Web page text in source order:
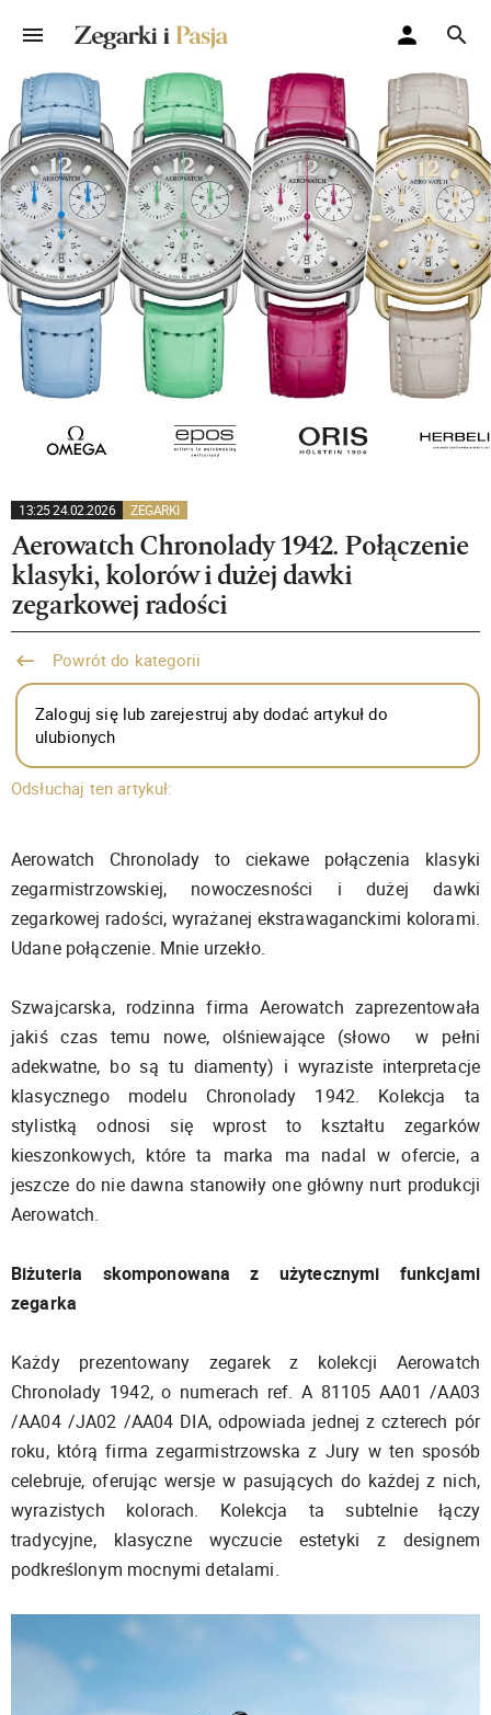
13:25 24.02.2026 ZEGARKI
Aerowatch Chronolady 1942. Połączenie
klasyki, kolorów i dużej dawki
zegarkowej radości
Powrót do kategorii
Zaloguj się lub zarejestruj aby dodać artykuł do
ulubionych
Odsłuchaj ten artykuł:
Aerowatch Chronolady to ciekawe połączenia klasyki
zegarmistrzowskiej, nowoczesności i dużej dawki
zegarkowej radości, wyrażanej ekstrawaganckimi kolorami.
Udane połączenie. Mnie urzekło.
Szwajcarska, rodzinna firma Aerowatch zaprezentowała
jakiś czas temu nowe, olśniewające (słowo w pełni
adekwatne, bo są tu diamenty) i wyraziste interpretacje
klasycznego modelu Chronolady 1942. Kolekcja ta
stylistką odnosi się wprost to kształtu zegarków
kieszonkowych, które ta marka ma nadal w ofercie, a
jeszcze do nie dawna stanowiły one główny nurt produkcji
Aerowatch.
Biżuteria skomponowana z użytecznymi funkcjami
zegarka
Każdy prezentowany zegarek z kolekcji Aerowatch
Chronolady 1942, o numerach ref. A 81105 AA01 /AA03
/AA04 /JA02 /AA04 DIA, odpowiada jednej z czterech pór
roku, którą firma zegarmistrzowska z Jury w ten sposób
celebruje, oferując wersje w pasujących do każdej z nich,
wyrazistych kolorach. Kolekcja ta subtelnie łączy
tradycyjne, klasyczne wyczucie estetyki z designem
podkreślonym mocnymi detalami.